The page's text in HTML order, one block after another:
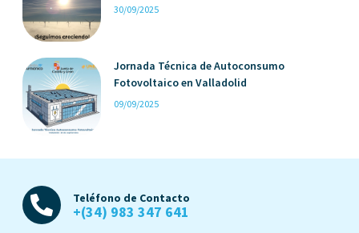
30/09/2025
Jornada Técnica de Autoconsumo
Fotovoltaico en Valladolid
09/09/2025
Teléfono de Contacto
+(34) 983 347 641